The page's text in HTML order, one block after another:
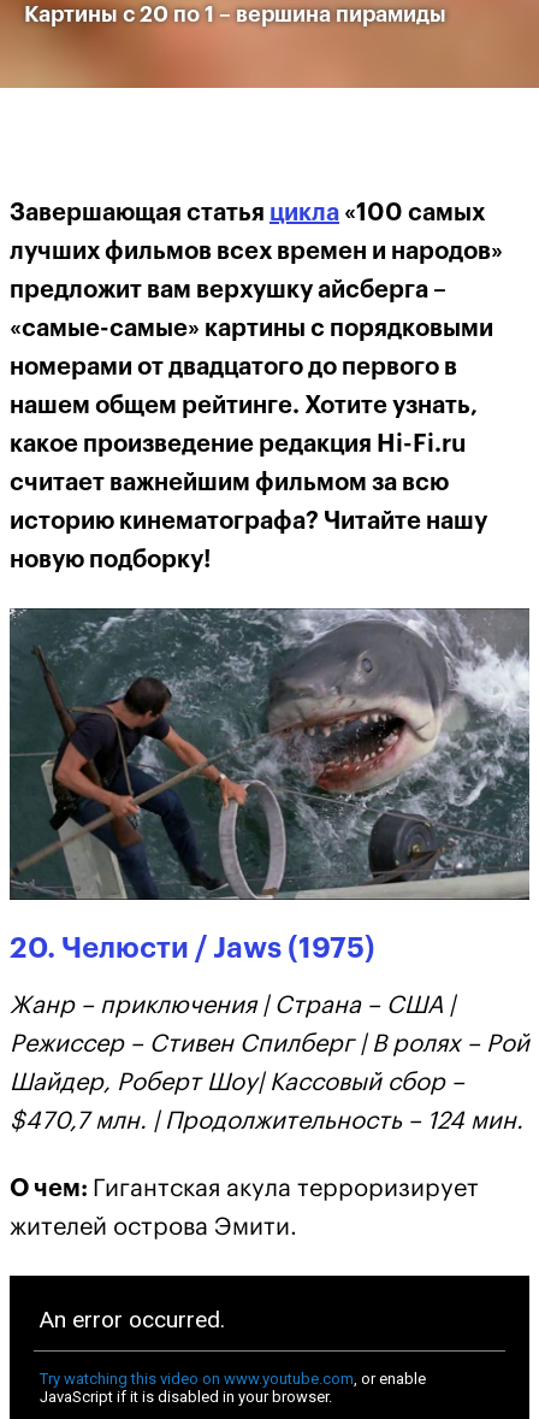
Картины с 20 по 1 – вершина пирамиды
Завершающая статья цикла «100 самых
лучших фильмов всех времен и народов»
предложит вам верхушку айсберга –
«самые-самые» картины с порядковыми
номерами от двадцатого до первого в
нашем общем рейтинге. Хотите узнать,
какое произведение редакция Hi-Fi.ru
считает важнейшим фильмом за всю
историю кинематографа? Читайте нашу
новую подборку!
20. Челюсти / Jaws (1975)
Жанр – приключения | Страна – США |
Режиссер – Стивен Спилберг | В ролях – Рой
Шайдер, Роберт Шоу| Кассовый сбор –
$470,7 млн. | Продолжительность – 124 мин.
О чем: Гигантская акула терроризирует
жителей острова Эмити.